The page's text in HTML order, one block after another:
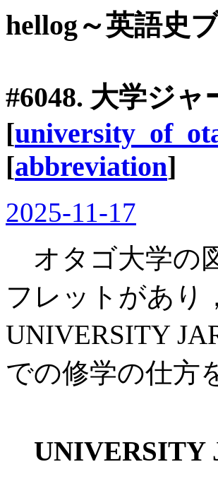
hellog～英語史
#6048. 大学ジ
[
[abbreviation]
2025-11-17
オタゴ大学の
フレットがあり
UNIVERSITY
での修学の仕方
UNIVERSITY